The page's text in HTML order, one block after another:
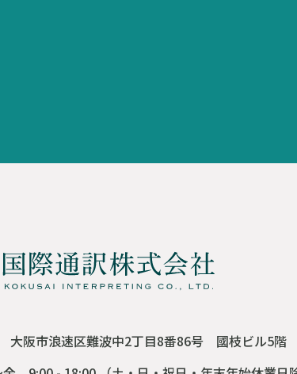
大阪市浪速区難波中2丁目8番86号 國枝ビル5階